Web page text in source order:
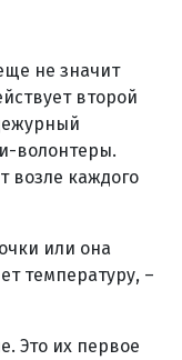
не значит
второй
волонтеры.
возле каждого
или она
температуру, –
Это их первое